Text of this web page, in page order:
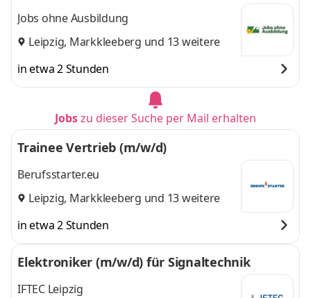
Jobs ohne Ausbildung
Leipzig, Markkleeberg und 13 weitere
in etwa 2 Stunden
Jobszu dieser Suche per Mail erhalten
Trainee Vertrieb (m/w/d)
Berufsstarter.eu
Leipzig, Markkleeberg und 13 weitere
in etwa 2 Stunden
Elektroniker (m/w/d) für Signaltechnik
IFTEC Leipzig